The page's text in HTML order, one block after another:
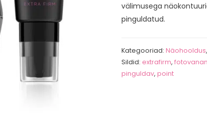
välimusega
pinguldatud.
Kategooriad: Näohooldus,
Sildid: extrafirm,
pinguldav, point